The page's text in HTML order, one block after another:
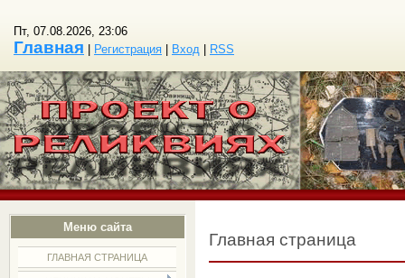
Пт, 07.08.2026, 23:06
Главная Регистрация Вход RSS
Меню сайта
ГЛАВНАЯ СТРАНИЦА
Главная страница